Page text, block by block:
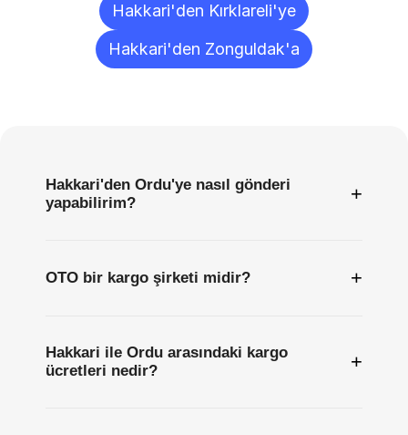
Hakkari'den Kırklareli'ye
Hakkari'den Zonguldak'a
Hakkari'den Ordu'ye nasıl gönderi
yapabilirim?
+
OTO bir kargo şirketi midir? +
Hakkari ile Ordu arasındaki kargo
ücretleri nedir?
+